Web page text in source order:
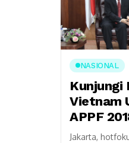
NASIONAL
Kunjungi
Vietnam
APPF
Jakarta,